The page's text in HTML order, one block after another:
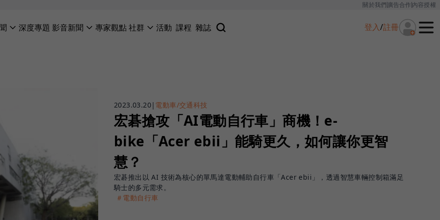
關於我們廣告合作內容授權
深度專題 影音新聞 專家觀點社群 活動 課程 雜誌 登入/註冊
2023.03.20| 電動車/交通科技
宏碁搶攻「AI電動自行車」商機！e-
bike「Acer ebii」能騎更久，如何讓你更智
慧？
宏碁推出以 AI 技術為核心的單馬達電動輔助自行車「Acer ebii」，透過智慧車輛控制箱滿足
騎士的多元需求。
＃電動自行車